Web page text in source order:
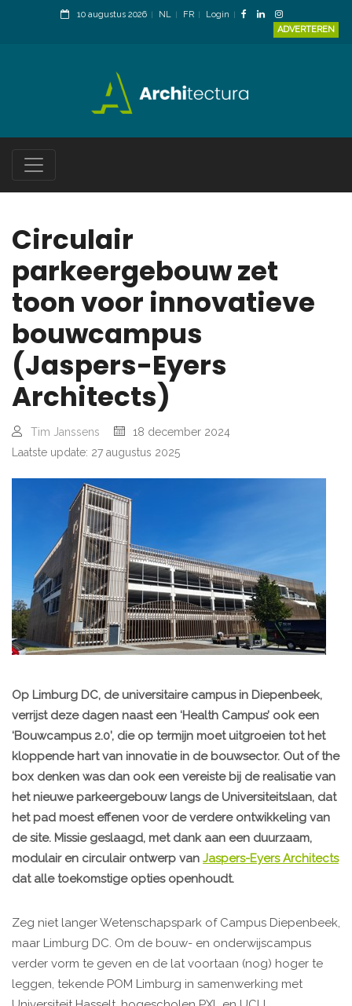
10 augustus 2026 NL FR
Login
ADVERTEREN
Circulair
parkeergebouw zet
toon voor innovatieve
bouwcampus
(Jaspers-Eyers
Architects)
Tim Janssens
18 december 2024
Laatste update: 27 augustus 2025
Op Limburg DC, de universitaire campus in Diepenbeek,
verrijst deze dagen naast een ‘Health Campus’ ook een
‘Bouwcampus 2.0’, die op termijn moet uitgroeien tot het
kloppende hart van innovatie in de bouwsector. Out of the
box denken was dan ook een vereiste bij de realisatie van
het nieuwe parkeergebouw langs de Universiteitslaan, dat
het pad moest effenen voor de verdere ontwikkeling van
de site. Missie geslaagd, met dank aan een duurzaam,
modulair en circulair ontwerp van Jaspers-Eyers Architects
dat alle toekomstige opties openhoudt.
Zeg niet langer Wetenschapspark of Campus Diepenbeek,
maar Limburg DC. Om de bouw- en onderwijscampus
verder vorm te geven en de lat voortaan (nog) hoger te
leggen, tekende POM Limburg in samenwerking met